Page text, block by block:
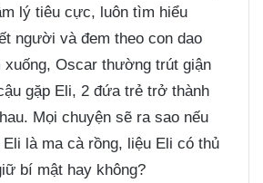
lý tiêu cực, luôn tìm hiểu
người và đem theo con dao
xuống, Oscar thường trút giận
gặp Eli, 2 đứa trẻ trở thành
Mọi chuyện sẽ ra sao nếu
là ma cà rồng, liệu Eli có thủ
bí mật hay không?